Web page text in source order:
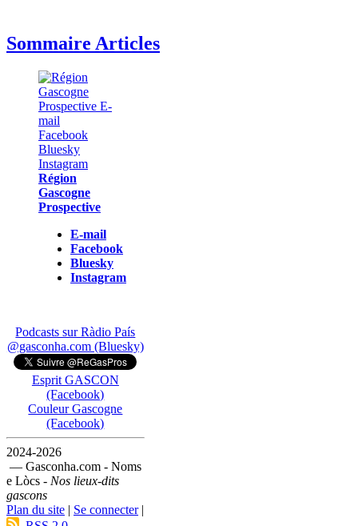
Sommaire Articles
Région
Gascogne
Prospective
E-mail
Facebook
Bluesky
Instagram
Podcasts sur Ràdio País
@gasconha.com (Bluesky)
Esprit GASCON
(Facebook)
Couleur Gascogne
(Facebook)
2024-2026
— Gasconha.com - Noms
e Lòcs - Nos lieux-dits
gascons
Plan du site | Se connecter|